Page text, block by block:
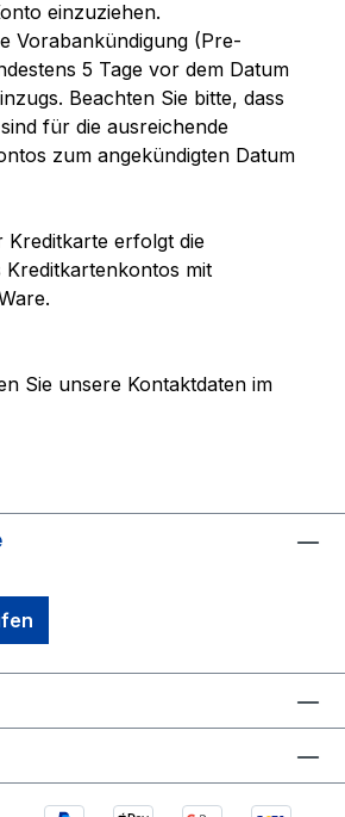
einzuziehen.
Vorabankündigung (Pre-
5 Tage vor dem Datum
Beachten Sie bitte, dass
für die ausreichende
zum angekündigten Datum
Kreditkarte erfolgt die
Kreditkartenkontos mit
Sie unsere Kontaktdaten im